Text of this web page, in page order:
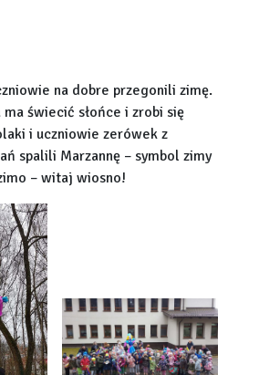
na dobre przegonili zimę.
świecić słońce i zrobi się
i uczniowie zerówek z
spalili Marzannę – symbol zimy
– witaj wiosno!